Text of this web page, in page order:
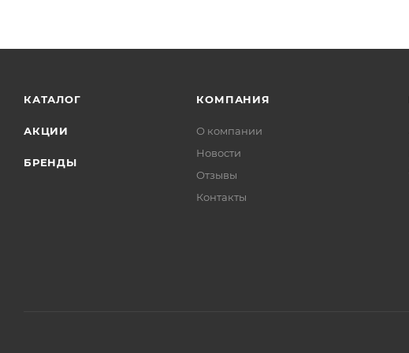
КАТАЛОГ
АКЦИИ
БРЕНДЫ
КОМПАНИЯ
О компании
Новости
Отзывы
Контакты